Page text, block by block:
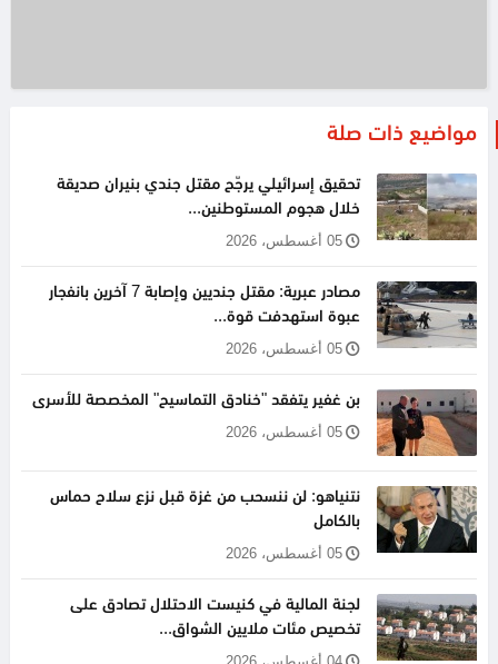
مواضيع ذات صلة
تحقيق إسرائيلي يرجّح مقتل جندي بنيران صديقة
خلال هجوم المستوطنين...
05 أغسطس، 2026
مصادر عبرية: مقتل جنديين وإصابة 7 آخرين بانفجار
عبوة استهدفت قوة...
05 أغسطس، 2026
بن غفير يتفقد "خنادق التماسيح" المخصصة للأسرى
05 أغسطس، 2026
نتنياهو: لن ننسحب من غزة قبل نزع سلاح حماس
بالكامل
05 أغسطس، 2026
لجنة المالية في كنيست الاحتلال تصادق على
تخصيص مئات ملايين الشواق...